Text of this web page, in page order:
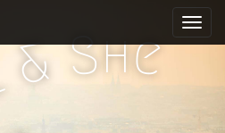
&She